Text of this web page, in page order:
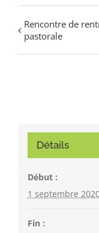
Rencontre de
pastorale
Détails
Début :
1 septembre
Fin :